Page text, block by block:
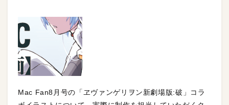
Mac Fan8月号の「ヱヴァンゲリヲン新劇場版:破」コラ